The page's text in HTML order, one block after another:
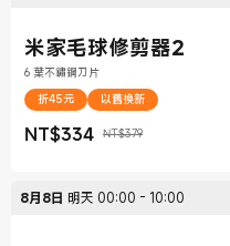
米家毛球修剪器2
6 葉不鏽鋼刀片
折45元
以舊換新
NT$334
現價 NT$334 NT$379
銷售價格 NT$379
8月8日 明天 00:00 - 10:00